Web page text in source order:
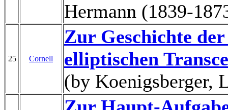
Hermann (1839-
25 Cornell
Zur Geschichte
elliptischen
(by Koenigsberger,